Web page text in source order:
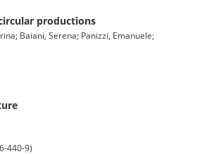
productions
Baiani, Serena; Panizzi, Emanuele;
440-9)